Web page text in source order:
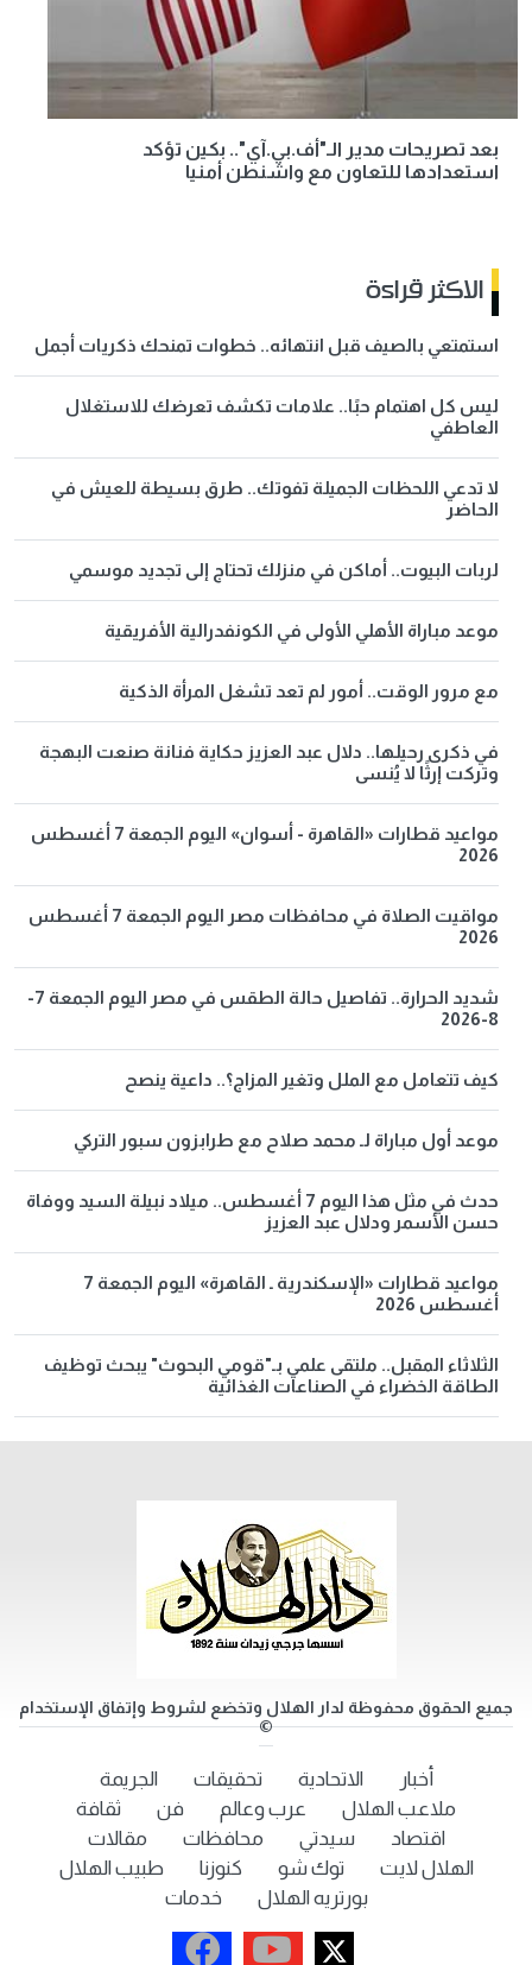
بعد تصريحات مدير الـ"أف.بي.آي".. بكين تؤكد
استعدادها للتعاون مع واشنطن أمنيا
الاكثر قراءة
استمتعي بالصيف قبل انتهائه.. خطوات تمنحك ذكريات أجمل
ليس كل اهتمام حبًا.. علامات تكشف تعرضك للاستغلال
العاطفي
لا تدعي اللحظات الجميلة تفوتك.. طرق بسيطة للعيش في
الحاضر
لربات البيوت.. أماكن في منزلك تحتاج إلى تجديد موسمي
موعد مباراة الأهلي الأولى في الكونفدرالية الأفريقية
مع مرور الوقت.. أمور لم تعد تشغل المرأة الذكية
في ذكرى رحيلها.. دلال عبد العزيز حكاية فنانة صنعت البهجة
وتركت إرثًا لا يُنسى
مواعيد قطارات «القاهرة - أسوان» اليوم الجمعة 7 أغسطس
2026
مواقيت الصلاة في محافظات مصر اليوم الجمعة 7 أغسطس
2026
شديد الحرارة.. تفاصيل حالة الطقس في مصر اليوم الجمعة 7-
8-2026
كيف تتعامل مع الملل وتغير المزاج؟.. داعية ينصح
موعد أول مباراة لـ محمد صلاح مع طرابزون سبور التركي
حدث في مثل هذا اليوم 7 أغسطس.. ميلاد نبيلة السيد ووفاة
حسن الأسمر ودلال عبد العزيز
مواعيد قطارات «الإسكندرية ـ القاهرة» اليوم الجمعة 7
أغسطس 2026
الثلاثاء المقبل.. ملتقى علمي بـ"قومي البحوث" يبحث توظيف
الطاقة الخضراء في الصناعات الغذائية
جميع الحقوق محفوظة لدار الهلال وتخضع لشروط وإتفاق الإستخدام
©
أخبار الاتحادية تحقيقات
الجريمة
ملاعب الهلال
عرب وعالم فن
ثقافة
اقتصاد
سيدتي محافظات
مقالات
الهلال لايت
توك شو كنوزنا
طبيب الهلال
بورتريه الهلال
خدمات